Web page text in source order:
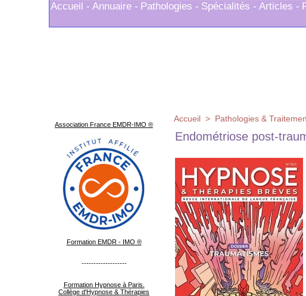
Accueil - Annuaire - Pathologies - Spécialités - Articles -
Association France EMDR-IMO ®
Formation EMDR - IMO ®
-------------------
Formation Hypnose à Paris.
Collège d'Hypnose & Thérapies
Accueil > Pathologies &
Endométriose post-